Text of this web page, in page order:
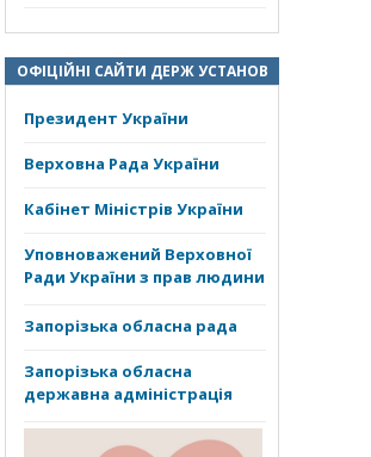
ОФІЦІЙНІ САЙТИ ДЕРЖ УСТАНОВ
Президент України
Верховна Рада України
Кабінет Міністрів України
Уповноважений Верховної
Ради України з прав людини
Запорізька обласна рада
Запорізька обласна
державна адміністрація